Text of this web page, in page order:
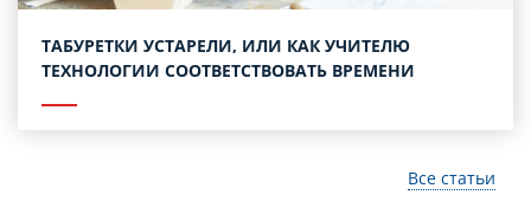
ТАБУРЕТКИ УСТАРЕЛИ, ИЛИ КАК УЧИТЕЛЮ
ТЕХНОЛОГИИ СООТВЕТСТВОВАТЬ ВРЕМЕНИ
Все статьи